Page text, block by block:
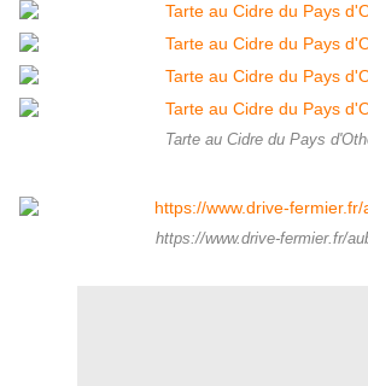
Tarte au Cidre du Pays
https://www.drive-fermier.fr/